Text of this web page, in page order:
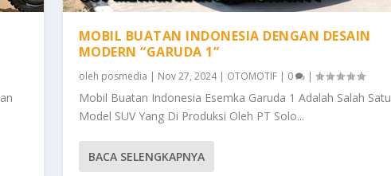
MOBIL BUATAN INDONESIA DENGAN DESAIN
MODERN “GARUDA 1”
oleh posmedia | Nov 27, 2024| OTOMOTIF| 0 |
Mobil Buatan Indonesia Esemka Garuda 1 Adalah Salah Satu
Model SUV Yang Di Produksi Oleh PT Solo...
BACA SELENGKAPNYA